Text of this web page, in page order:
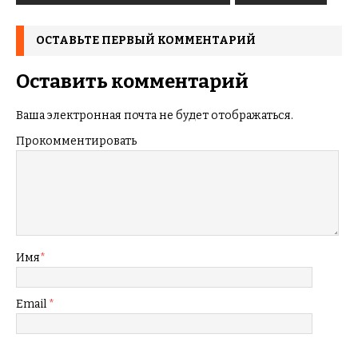
ОСТАВЬТЕ ПЕРВЫЙ КОММЕНТАРИЙ
Оставить комментарий
Ваша электронная почта не будет отображаться.
Прокомментировать
Имя*
Email *